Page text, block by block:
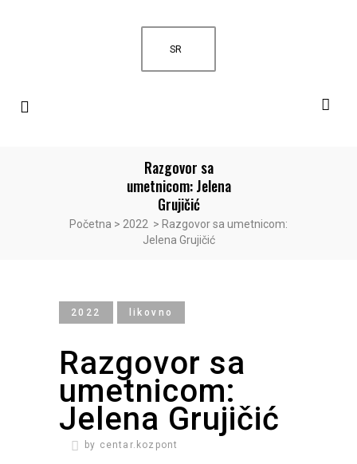
SR
Razgovor sa
umetnicom: Jelena
Grujičić
Početna > 2022 > Razgovor sa umetnicom:
Jelena Grujičić
2022 likovno
Razgovor sa
umetnicom:
Jelena Grujičić
by centar.kozpont